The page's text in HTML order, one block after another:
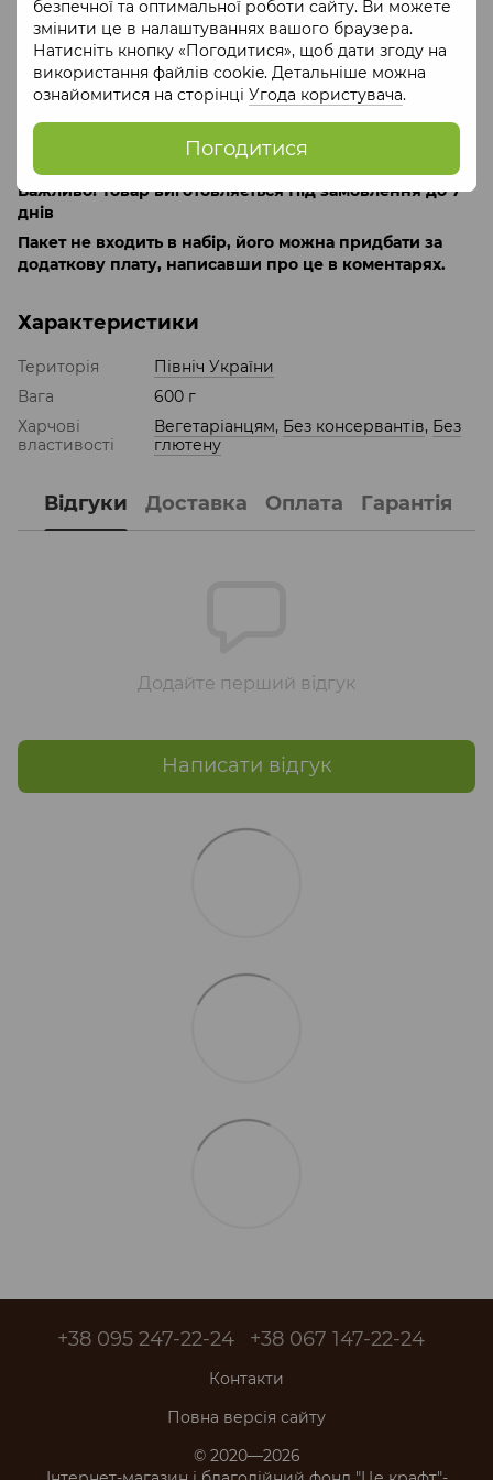
безпечної та оптимальної роботи сайту. Ви можете
змінити це в налаштуваннях вашого браузера.
Натисніть кнопку «Погодитися», щоб дати згоду на
використання файлів cookie. Детальніше можна
ознайомитися на сторінці Угода користувача.
Погодитися
До нього входить:
цукерки піони з білого шоколаду та шоколадка
Апельсин 260г,
чай авторський обліпиховий 210г,
Важливо! Товар виготовляється Під замовлення до 7
днів
Пакет не входить в набір, його можна придбати за
додаткову плату, написавши про це в коментарях.
Характеристики
Територія
Північ України
Вага
600 г
Харчові
властивості
Вегетаріанцям, Без консервантів, Без
глютену
Відгуки Доставка Оплата Гарантія
Додайте перший відгук
Написати відгук
+38 095 247-22-24 +38 067 147-22-24
Контакти
Повна версія сайту
© 2020—2026